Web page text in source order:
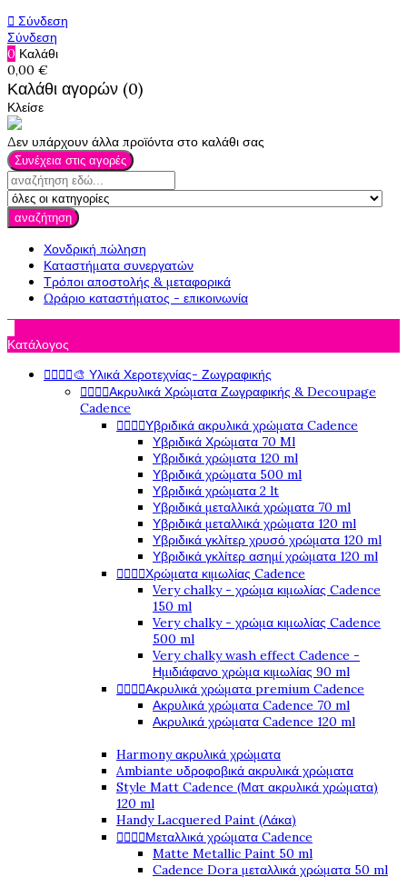
 Σύνδεση
Σύνδεση
0 Καλάθι
0,00 €
Καλάθι αγορών (0)
Κλείσε
Δεν υπάρχουν άλλα προϊόντα στο καλάθι σας
Συνέχεια στις αγορές
αναζήτηση
Χονδρική πώληση
Καταστήματα συνεργατών
Τρόποι αποστολής & μεταφορικά
Ωράριο καταστήματος - επικοινωνία
Κατάλογος
🎨 Υλικά Χεροτεχνίας- Ζωγραφικής
Ακρυλικά Χρώματα Ζωγραφικής & Decoupage
Cadence
Υβριδικά ακρυλικά χρώματα Cadence
Υβριδικά Χρώματα 70 Ml
Υβριδικά χρώματα 120 ml
Υβριδικά χρώματα 500 ml
Υβριδικά χρώματα 2 lt
Υβριδικά μεταλλικά χρώματα 70 ml
Υβριδικά μεταλλικά χρώματα 120 ml
Υβριδικά γκλίτερ χρυσό χρώματα 120 ml
Υβριδικά γκλίτερ ασημί χρώματα 120 ml
Χρώματα κιμωλίας Cadence
Very chalky - χρώμα κιμωλίας Cadence
150 ml
Very chalky - χρώμα κιμωλίας Cadence
500 ml
Very chalky wash effect Cadence -
Ημιδιάφανο χρώμα κιμωλίας 90 ml
Ακρυλικά χρώματα premium Cadence
Ακρυλικά χρώματα Cadence 70 ml
Ακρυλικά χρώματα Cadence 120 ml
Harmony ακρυλικά χρώματα
Ambiante υδροφοβικά ακρυλικά χρώματα
Style Matt Cadence (Ματ ακρυλικά χρώματα)
120 ml
Handy Lacquered Paint (Λάκα)
Μεταλλικά χρώματα Cadence
Matte Metallic Paint 50 ml
Cadence Dora μεταλλικά χρώματα 50 ml